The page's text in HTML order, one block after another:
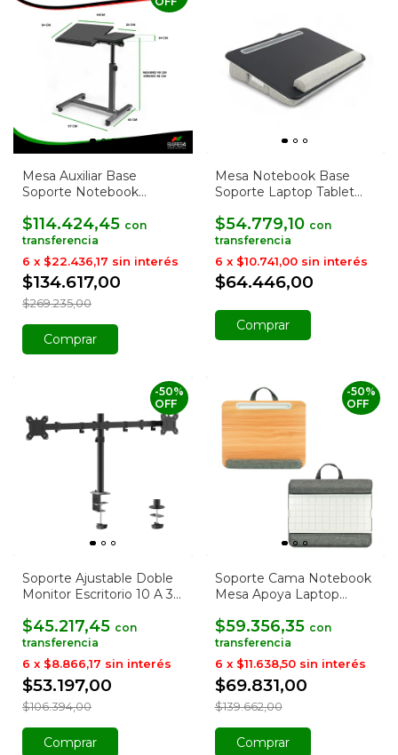
Mesa Auxiliar Base
Soporte Notebook
$114.424,45 con
$134.617,00
$269.235,00
6 x $22.436,17 sin interés
Comprar
Mesa Notebook Base
Soporte Laptop Tablet
$54.779,10 con
$64.446,00
6 x $10.741,00 sin interés
Soporte Ajustable Doble
Monitor Escritorio 10 A 30
$45.217,45 con
$53.197,00
-50%
OFF
$106.394,00
6 x $8.866,17 sin interés
Comprar
Soporte Cama Notebook
Mesa Apoya Laptop
$59.356,35 con
$69.831,00
-50%
OFF
$139.662,00
6 x $11.638,50 sin interés
Comprar